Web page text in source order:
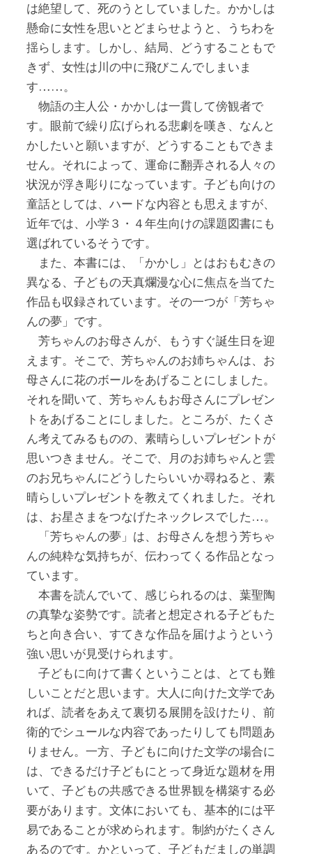
は絶望して、死のうとしていました。かかしは
懸命に女性を思いとどまらせようと、うちわを
揺らします。しかし、結局、どうすることもで
きず、女性は川の中に飛びこんでしまいま
す……。
物語の主人公・かかしは一貫して傍観者で
す。眼前で繰り広げられる悲劇を嘆き、なんと
かしたいと願いますが、どうすることもできま
せん。それによって、運命に翻弄される人々の
状況が浮き彫りになっています。子ども向けの
童話としては、ハードな内容とも思えますが、
近年では、小学３・４年生向けの課題図書にも
選ばれているそうです。
また、本書には、「かかし」とはおもむきの
異なる、子どもの天真爛漫な心に焦点を当てた
作品も収録されています。その一つが「芳ちゃ
んの夢」です。
芳ちゃんのお母さんが、もうすぐ誕生日を迎
えます。そこで、芳ちゃんのお姉ちゃんは、お
母さんに花のボールをあげることにしました。
それを聞いて、芳ちゃんもお母さんにプレゼン
トをあげることにしました。ところが、たくさ
ん考えてみるものの、素晴らしいプレゼントが
思いつきません。そこで、月のお姉ちゃんと雲
のお兄ちゃんにどうしたらいいか尋ねると、素
晴らしいプレゼントを教えてくれました。それ
は、お星さまをつなげたネックレスでした…。
「芳ちゃんの夢」は、お母さんを想う芳ちゃ
んの純粋な気持ちが、伝わってくる作品となっ
ています。
本書を読んでいて、感じられるのは、葉聖陶
の真摯な姿勢です。読者と想定される子どもた
ちと向き合い、すてきな作品を届けようという
強い思いが見受けられます。
子どもに向けて書くということは、とても難
しいことだと思います。大人に向けた文学であ
れば、読者をあえて裏切る展開を設けたり、前
衛的でシュールな内容であったりしても問題あ
りません。一方、子どもに向けた文学の場合に
は、できるだけ子どもにとって身近な題材を用
いて、子どもの共感できる世界観を構築する必
要があります。文体においても、基本的には平
易であることが求められます。制約がたくさん
あるのです。かといって、子どもだましの単調